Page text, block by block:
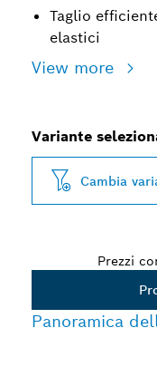
Taglio
elastici
View more
Variante
Cambia
Prezzi
Panoramica